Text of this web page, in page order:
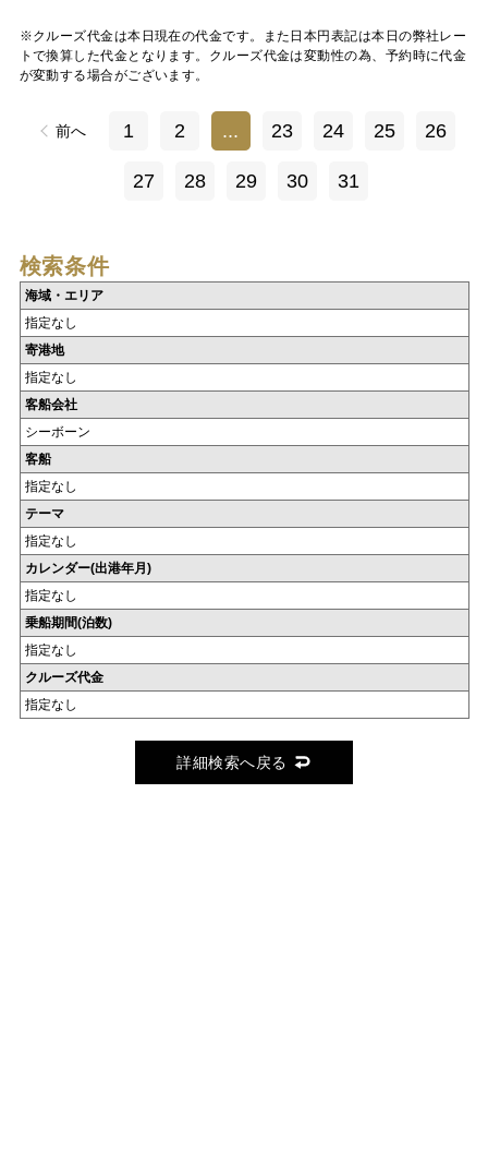
※クルーズ代金は本日現在の代金です。また日本円表記は本日の弊社レー
トで換算した代金となります。クルーズ代金は変動性の為、予約時に代金
が変動する場合がございます。
前へ 1 2 ... 23 24 25 26
27 28 29 30 31
検索条件
海域・エリア
指定なし
寄港地
指定なし
客船会社
シーボーン
客船
指定なし
テーマ
指定なし
カレンダー(出港年月)
指定なし
乗船期間(泊数)
指定なし
クルーズ代金
指定なし
詳細検索へ戻る